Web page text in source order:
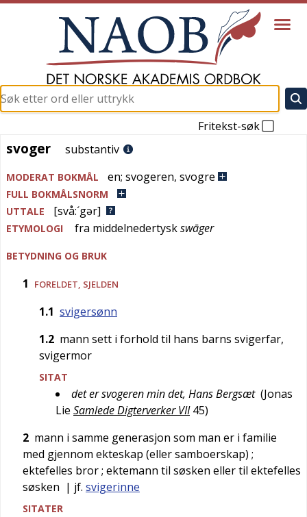
Fritekst-søk
svoger
svoger substantiv
MODERAT BOKMÅL en; svogeren, svogre
FULL BOKMÅLSNORM
UTTALE
[svå:´gər]
ETYMOLOGI fra middelnedertyskswāger
BETYDNING OG BRUK
1 FORELDET, SJELDEN
1.1 svigersønn
1.2 mann sett i forhold til hans barns svigerfar,
svigermor
SITAT
det er svogeren min det, Hans Bergsæt (Jonas
Lie Samlede Digterverker VII 45)
2 mann i samme generasjon som man er i familie
med gjennom ekteskap (eller samboerskap) ;
ektefelles bror; ektemann til søsken eller til ektefelles
søsken | jf. svigerinne
SITATER